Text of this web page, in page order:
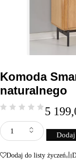
Komoda
naturalnego
5
Dodaj do listy życzeń